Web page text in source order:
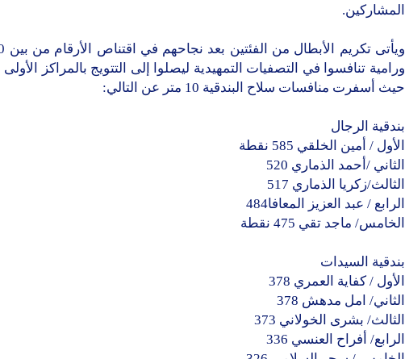
المشاركين.
ورامية تنافسوا في التصفيات التمهيدية ليصلوا إلى التتويج بالمراكز
حيث أسفرت منافسات سلاح البندقية 10 متر عن التالي:
بندقية الرجال
الأول / أمين الخلقي 585 نقطة
الثاني /أحمد الذماري 520
الثالث/زكريا الذماري 517
الرابع / عبد العزيز المعافا484
الخامس/ ماجد تقي 475 نقطة
بندقية السيدات
الأول / كفاية العمري 378
الثاني/ امل مدهش 378
الثالث/ بشرى الخولاني 373
الرابع/ أفراح العنسي 336